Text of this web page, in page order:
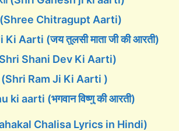
(Shree Chitragupt Aarti)
Aarti (जय तुलसी माता जी की आरती)
(Shri Shani Dev Ki Aarti)
(Shri Ram Ji Ki Aarti )
aarti (भगवान विष्णु की आरती)
Chalisa Lyrics in Hindi)